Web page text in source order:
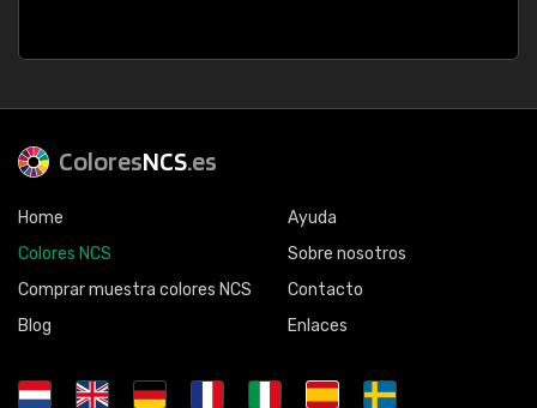
ColoresNCS.es
Home
Colores NCS
Comprar muestra colores NCS
Blog
Ayuda
Sobre nosotros
Contacto
Enlaces